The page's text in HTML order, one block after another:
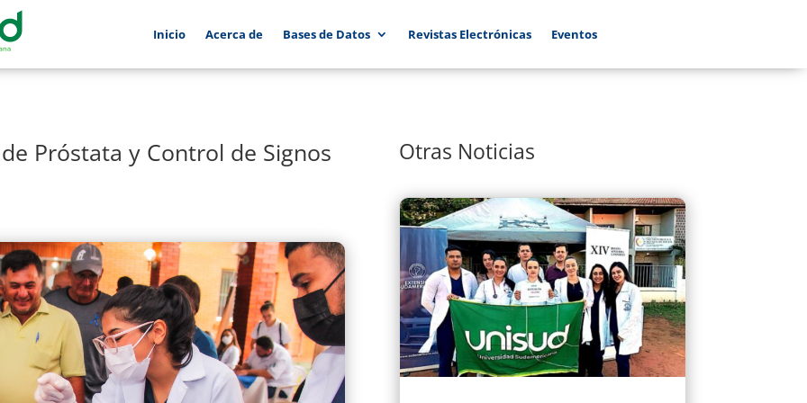
Inicio Acerca de Bases de Datos Revistas Electrónicas Eventos
Próstata y Control de Signos Otras Noticias